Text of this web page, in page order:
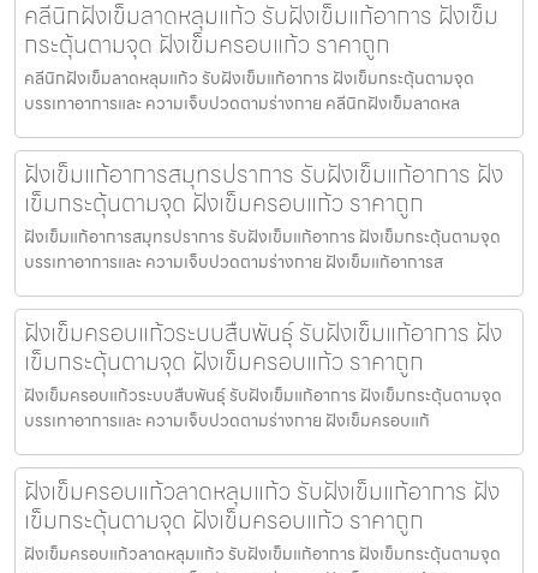
คลีนิกฝังเข็มลาดหลุมแก้ว รับฝังเข็มแก้อาการ ฝังเข็ม
กระตุ้นตามจุด ฝังเข็มครอบแก้ว ราคาถูก
คลีนิกฝังเข็มลาดหลุมแก้ว รับฝังเข็มแก้อาการ ฝังเข็มกระตุ้นตามจุด
บรรเทาอาการและ ความเจ็บปวดตามร่างกาย คลีนิกฝังเข็มลาดหล
ฝังเข็มแก้อาการสมุทรปราการ รับฝังเข็มแก้อาการ ฝัง
เข็มกระตุ้นตามจุด ฝังเข็มครอบแก้ว ราคาถูก
ฝังเข็มแก้อาการสมุทรปราการ รับฝังเข็มแก้อาการ ฝังเข็มกระตุ้นตามจุด
บรรเทาอาการและ ความเจ็บปวดตามร่างกาย ฝังเข็มแก้อาการส
ฝังเข็มครอบแก้วระบบสืบพันธุ์ รับฝังเข็มแก้อาการ ฝัง
เข็มกระตุ้นตามจุด ฝังเข็มครอบแก้ว ราคาถูก
ฝังเข็มครอบแก้วระบบสืบพันธุ์ รับฝังเข็มแก้อาการ ฝังเข็มกระตุ้นตามจุด
บรรเทาอาการและ ความเจ็บปวดตามร่างกาย ฝังเข็มครอบแก้
ฝังเข็มครอบแก้วลาดหลุมแก้ว รับฝังเข็มแก้อาการ ฝัง
เข็มกระตุ้นตามจุด ฝังเข็มครอบแก้ว ราคาถูก
ฝังเข็มครอบแก้วลาดหลุมแก้ว รับฝังเข็มแก้อาการ ฝังเข็มกระตุ้นตามจุด